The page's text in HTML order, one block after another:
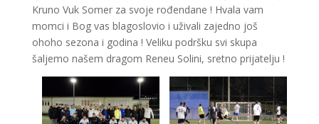
Kruno Vuk Somer za svoje rođendane ! Hvala vam
momci i Bog vas blagoslovio i uživali zajedno još
ohoho sezona i godina ! Veliku podršku svi skupa
šaljemo našem dragom Reneu Solini, sretno prijatelju !